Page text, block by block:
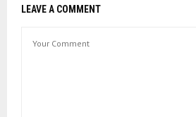
LEAVE A COMMENT